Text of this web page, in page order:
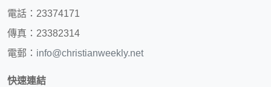
電話：23374171
傳真：23382314
電郵： info@christianweekly.net
快速連結